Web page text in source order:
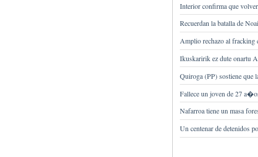
Interior confirma que
Recuerdan la batalla de
Amplio rechazo al fracking
Ikuskaririk ez dute onartu
Quiroga (PP) sostiene que
Fallece un joven de 27
Nafarroa tiene un masa
Un centenar de detenidos